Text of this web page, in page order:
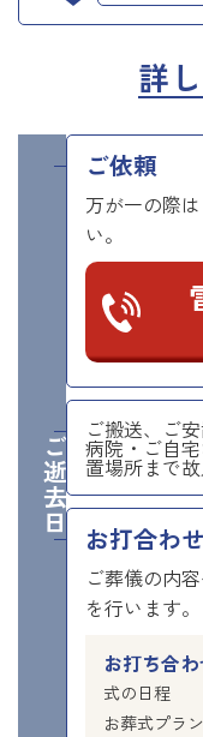
詳
ご逝去日
ご依頼
万が一の際
い。
ご搬送、ご
病院・ご自
置場所まで
お打合わせ
ご葬儀の内
を行います。
お打ち合
式の日程
お葬式プラ